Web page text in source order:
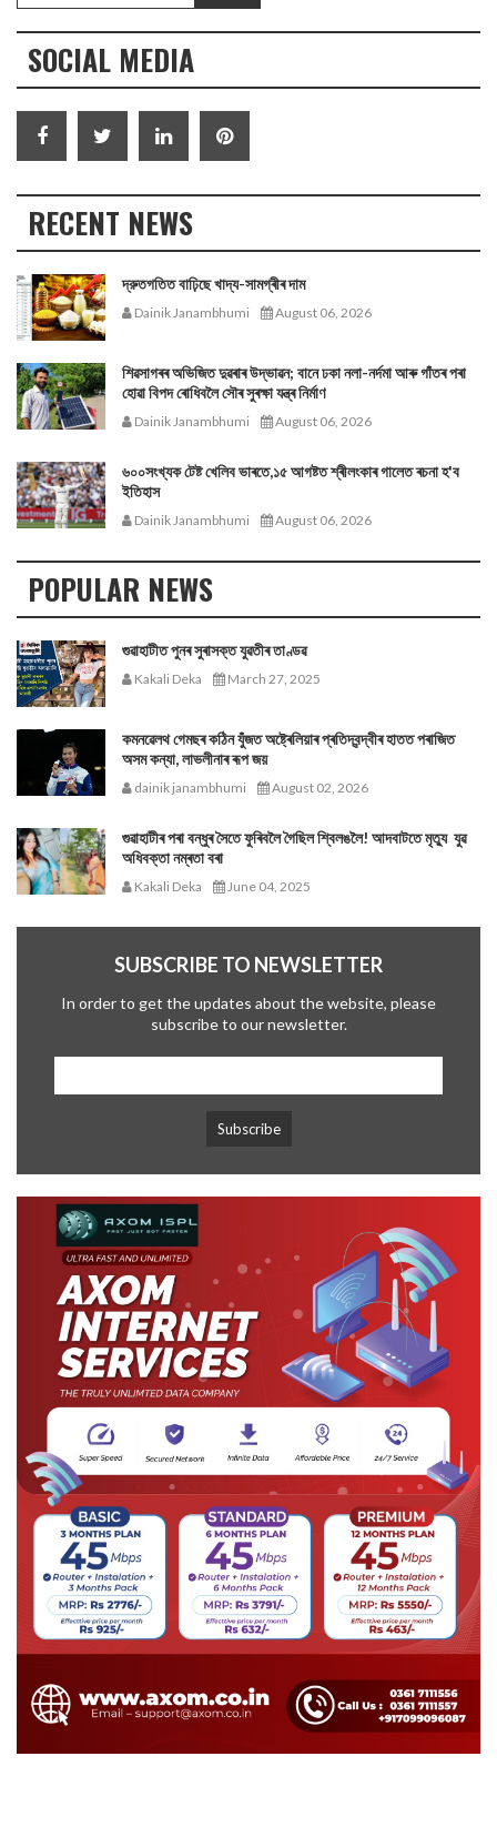
SOCIAL MEDIA
RECENT NEWS
দ্রুতগতিত বাঢ়িছে খাদ্য-সামগ্ৰীৰ দাম
Dainik Janambhumi August 06, 2026
শিৱসাগৰৰ অভিজিত দুৱৰাৰ উদ্ভাৱন; বানে ঢকা নলা-নৰ্দমা আৰু গাঁতৰ পৰা
হোৱা বিপদ ৰোধিবলৈ সৌৰ সুৰক্ষা যন্ত্ৰ নিৰ্মাণ
Dainik Janambhumi August 06, 2026
৬০০সংখ্যক টেষ্ট খেলিব ভাৰতে,১৫ আগষ্টত শ্ৰীলংকাৰ গালেত ৰচনা হ'ব
ইতিহাস
Dainik Janambhumi August 06, 2026
POPULAR NEWS
গুৱাহাটীত পুনৰ সুৰাসক্ত যুৱতীৰ তাণ্ডৱ
Kakali Deka March 27, 2025
কমনৱেলথ গেমছৰ কঠিন যুঁজত অষ্ট্ৰেলিয়াৰ প্ৰতিদ্বন্দ্বীৰ হাতত পৰাজিত
অসম কন্যা, লাভলীনাৰ ৰূপ জয়
dainik janambhumi August 02, 2026
গুৱাহাটীৰ পৰা বন্ধুৰ সৈতে ফুৰিবলৈ গৈছিল শ্বিলঙলৈ! আদবাটতে মৃত্যু যুৱ
অধিবক্তা নম্ৰতা বৰা
Kakali Deka June 04, 2025
SUBSCRIBE TO NEWSLETTER
In order to get the updates about the website, please
subscribe to our newsletter.